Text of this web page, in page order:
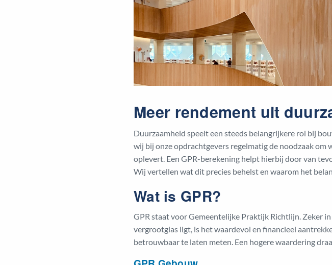
Meer rendement uit
Duurzaamheid speelt een steeds belangrijkere rol bij
wij bij onze opdrachtgevers regelmatig de noodzaak
oplevert. Een GPR-berekening helpt hierbij door van
Wij vertellen wat dit precies behelst en waarom het
Wat is GPR?
GPR staat voor Gemeentelijke Praktijk Richtlijn. Zeker
vergrootglas ligt, is het waardevol en financieel
betrouwbaar te laten meten. Een hogere waardering